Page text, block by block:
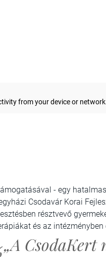
- egy
Csodavár Korai
résztvevő
és az
„A CsodaKert